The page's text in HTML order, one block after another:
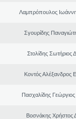
Λαμπρόπουλος
Σγουρίδης
Στολίδης Σωτήριος
Κοντός Αλέξανδρος
Πασχαλίδης
Βοσνάκης Χρήστος